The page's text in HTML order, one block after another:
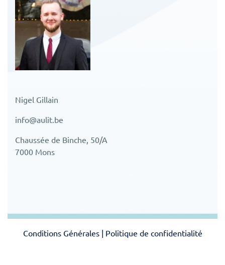
Nigel Gillain
info@aulit.be
Chaussée de Binche, 50/A
7000 Mons
Conditions Générales| Politique de confidentialité